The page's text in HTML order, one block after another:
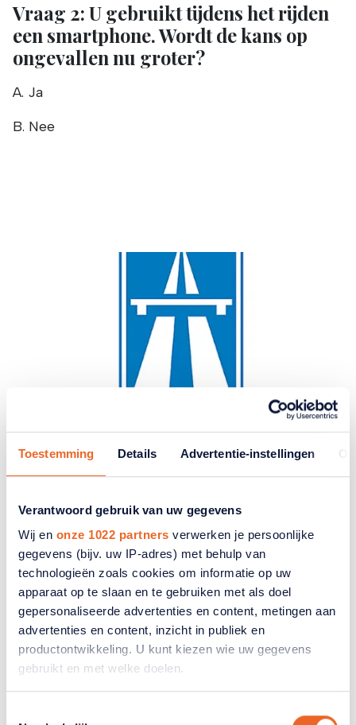
Toestemming Details Advertentie-instellingen
Verantwoord gebruik van uw gegevens
Wij en onze 1022 partners verwerken je persoonlijke
gegevens (bijv. uw IP-adres) met behulp van
technologieën zoals cookies om informatie op uw
apparaat op te slaan en te gebruiken met als doel
gepersonaliseerde advertenties en content, metingen aan
advertenties en content, inzicht in publiek en
productontwikkeling. U kunt kiezen wie uw gegevens
gebruikt en met welke doelen.
Vraag 2: U gebruikt tijdens het rijden
een smartphone. Wordt de kans op
ongevallen nu groter?
A. Ja
B. Nee
Vraag 3: U wilt de autosnelweg
gebruiken. Hoe snel moet uw
motorvoertuig kunnen rijden?
A. Ten minste 50 km per uur
B. Ten minste 60 km per uur
C. Ten minste 70 km per uur